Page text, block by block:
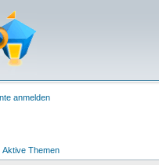
anmelden
Aktive Themen